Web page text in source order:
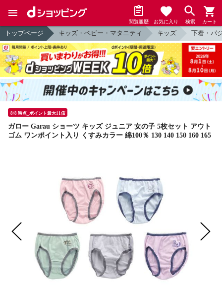
閲覧履歴 お気に入り 検索 カート
トップページ キッズ・ベビー・マタニティ キッズ 下着・パ
8/8 時点_ポイント最大11倍
ガロー Garau ショーツ キッズ ジュニア 女の子 5枚セット アウト
ゴム ワンポイント入り くすみカラー 綿100％ 130 140 150 160 165